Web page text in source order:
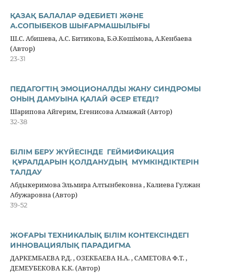
ҚАЗАҚ БАЛАЛАР ӘДЕБИЕТІ ЖӘНЕ
А.СОПЫБЕКОВ ШЫҒАРМАШЫЛЫҒЫ
Ш.С. Абишева, А.С. Битикова, Б.Ә.Көшімова, А.Кенбаева
(Автор)
23-31
ПЕДАГОГТІҢ ЭМОЦИОНАЛДЫ ЖАНУ СИНДРОМЫ
ОНЫҢ ДАМУЫНА ҚАЛАЙ ӘСЕР ЕТЕДІ?
Шарипова Айгерим, Егенисова Алмажай (Автор)
32-38
БІЛІМ БЕРУ ЖҮЙЕСІНДЕ ГЕЙМИФИКАЦИЯ
ҚҰРАЛДАРЫН ҚОЛДАНУДЫҢ МҮМКІНДІКТЕРІН
ТАЛДАУ
Абдыкеримова Эльмира Алтынбековна , Калиева Гулжан
Абужаровна (Автор)
39-52
ЖОҒАРЫ ТЕХНИКАЛЫҚ БІЛІМ КОНТЕКСІНДЕГІ
ИННОВАЦИЯЛЫҚ ПАРАДИГМА
ДАРКЕМБАЕВА Р.Д. , ОЗЕКБАЕВА Н.А. , САМЕТОВА Ф.Т. ,
ДЕМЕУБЕКОВА К.К. (Автор)